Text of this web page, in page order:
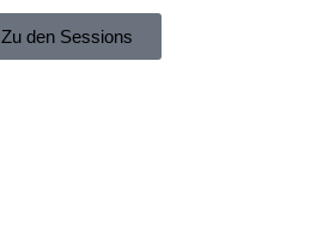
Zu den Sessions